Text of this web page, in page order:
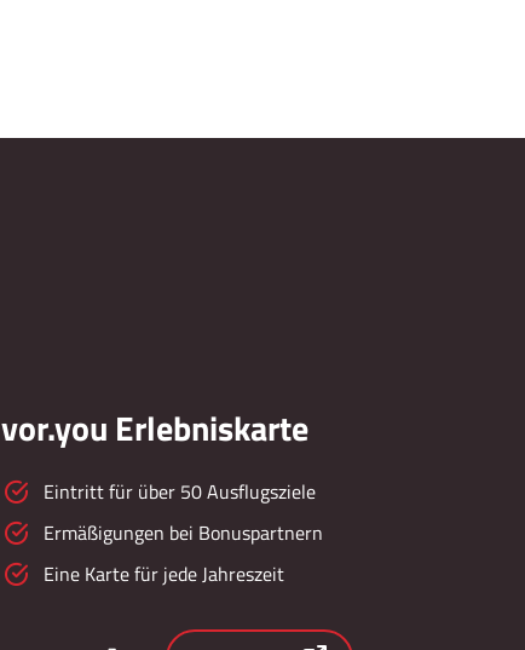
vor.you Erlebniskarte
Eintritt für über 50 Ausflugsziele
Ermäßigungen bei Bonuspartnern
Eine Karte für jede Jahreszeit